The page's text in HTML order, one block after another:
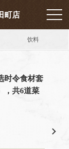
町店
饮料
时令食材套
，共6道菜